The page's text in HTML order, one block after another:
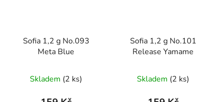
Sofia 1,2 g No.093
Meta Blue
Skladem (2 ks)
Sofia 1,2 g No.101
Release Yamame
Skladem (2 ks)